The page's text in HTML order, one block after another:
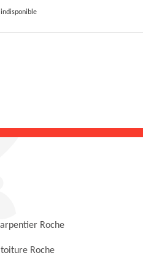
indisponible
Roche
Roche